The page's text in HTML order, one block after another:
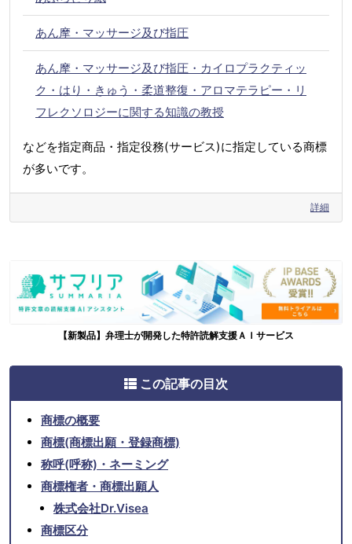
あん摩・マッサージ及び指圧
あん摩・マッサージ及び指圧・カイロプラクティッ
ク・はり・きゅう・柔道整復・アロマテラピー・リ
フレクソロジーに関する知識の教授
などを指定商品・指定役務(サービス)に指定している商標
が多いです。
詳細
【新製品】弁理士が開発した特許読解支援ＡＩサービス
この記事の目次
商標の概要
商標(商標出願・登録商標)
称呼(呼称)・ネーミング
商標権者・商標出願人
株式会社Dr.Visea
商標区分